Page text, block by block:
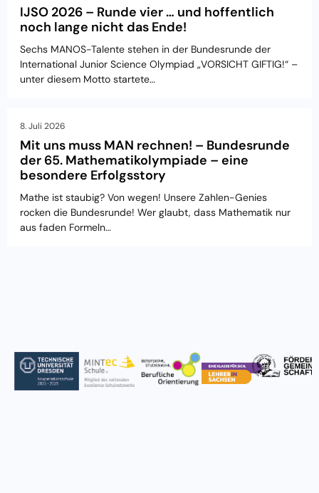
IJSO 2026 – Runde vier … und hoffentlich
noch lange nicht das Ende!
Sechs MANOS-Talente stehen in der Bundesrunde der
International Junior Science Olympiad „VORSICHT GIFTIG!“ –
unter diesem Motto startete…
8. Juli 2026
Mit uns muss MAN rechnen! – Bundesrunde
der 65. Mathematikolympiade – eine
besondere Erfolgsstory
Mathe ist staubig? Von wegen! Unsere Zahlen-Genies
rocken die Bundesrunde! Wer glaubt, dass Mathematik nur
aus faden Formeln…